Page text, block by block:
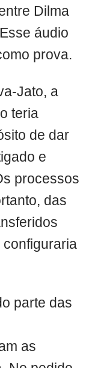
Dilma
áudio
prova.
Jato, a
teria
de dar
e
processos
das
configuraria
parte das
as